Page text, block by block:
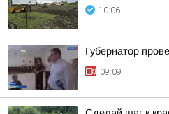
10:06
Губернатор
09:09